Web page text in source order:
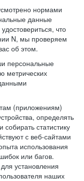
нормами
данные
что
N, мы проверяем
об этом.
персональные
метрических
(приложениям)
определять
собирать статистику
с веб-сайтами
использования
или багов.
установления
наших